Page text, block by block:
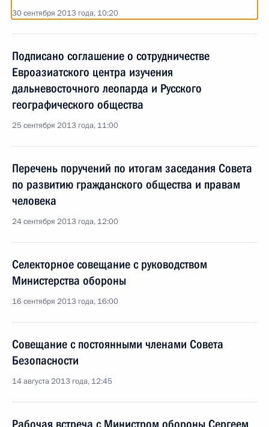
30 сентября 2013 года, 10:20
Подписано соглашение о сотрудничестве
Евроазиатского центра изучения
дальневосточного леопарда и Русского
географического общества
25 сентября 2013 года, 11:00
Перечень поручений по итогам заседания Совета
по развитию гражданского общества и правам
человека
24 сентября 2013 года, 12:00
Селекторное совещание с руководством
Министерства обороны
16 сентября 2013 года, 16:00
Совещание с постоянными членами Совета
Безопасности
14 августа 2013 года, 12:45
Рабочая встреча с Министром обороны Сергеем